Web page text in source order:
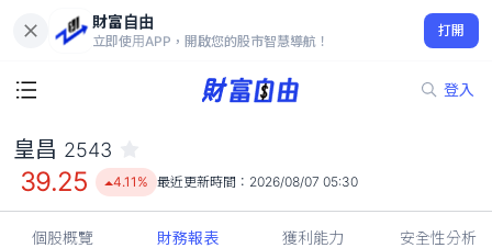
財富自由
立即使用APP，開啟您的股市智慧導航！
打開
登入
39.25
4.11%
皇昌 2543
39.25 4.11% 最近更新時間： 2026/08/07 05:30
個股概覽 財務報表 獲利能力 安全性分析